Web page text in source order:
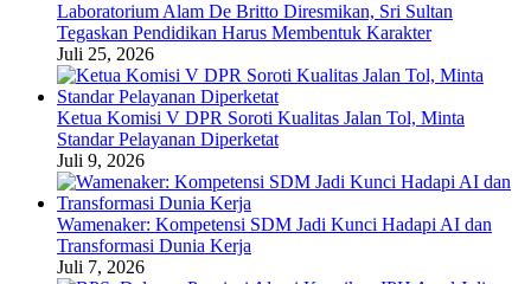
Laboratorium Alam De Britto Diresmikan, Sri Sultan
Tegaskan Pendidikan Harus Membentuk Karakter
Juli 25, 2026
Ketua Komisi V DPR Soroti Kualitas Jalan Tol, Minta
Standar Pelayanan Diperketat
Juli 9, 2026
Wamenaker: Kompetensi SDM Jadi Kunci Hadapi AI dan
Transformasi Dunia Kerja
Juli 7, 2026